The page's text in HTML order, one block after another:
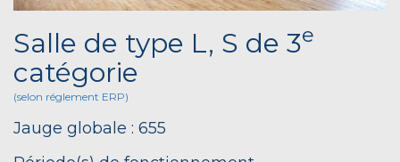
Salle de type L, S de 3e
catégorie
(selon réglement ERP)
Jauge globale : 655